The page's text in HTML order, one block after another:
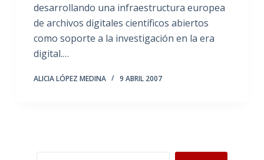
desarrollando una infraestructura europea
de archivos digitales científicos abiertos
como soporte a la investigación en la era
digital.…
ALICIA LÓPEZ MEDINA 9 ABRIL 2007